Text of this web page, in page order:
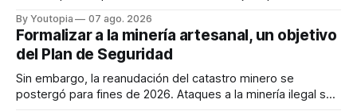
By Youtopia 07 ago. 2026
Formalizar a la minería artesanal, un objetivo
del Plan de Seguridad
Sin embargo, la reanudación del catastro minero se
postergó para fines de 2026. Ataques a la minería ilegal se